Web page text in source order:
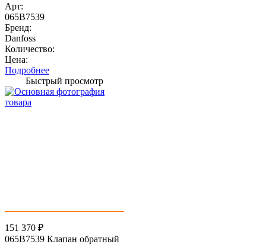
Арт:
065B7539
Бренд:
Danfoss
Количество:
Цена:
Подробнее
Быстрый просмотр
151 370 ₽
065B7539 Клапан обратный